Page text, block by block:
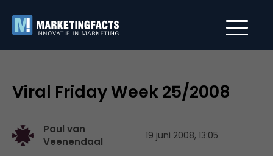
Viral Friday Week 25/2008
Paul van
Veenendaal
19 juni 2008, 13:05